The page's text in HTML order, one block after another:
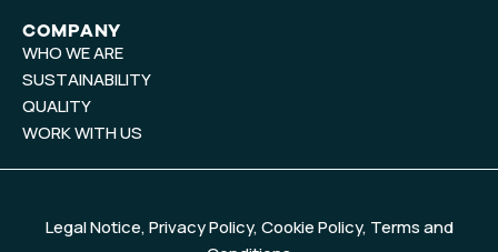
COMPANY
WHO WE ARE
SUSTAINABILITY
QUALITY
WORK WITH US
Legal Notice,Privacy Policy,Cookie Policy, Terms and